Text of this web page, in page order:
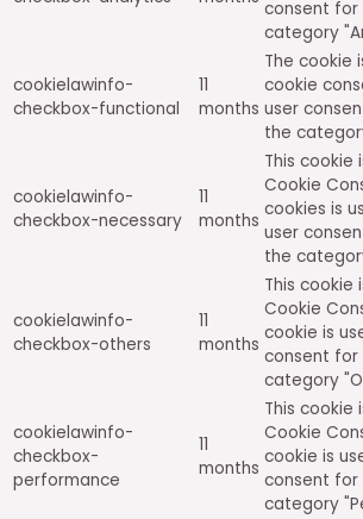
consent for
category
cookielawinfo-
checkbox-functional
11
months
The cookie
cookie
user
the
cookielawinfo-
checkbox-necessary
11
months
This cookie
Cookie
cookies is
user
the
cookielawinfo-
checkbox-others
11
months
This cookie
Cookie
cookie is
consent for
category
cookielawinfo-
checkbox-
performance
11
months
This cookie
Cookie
cookie is
consent for
category